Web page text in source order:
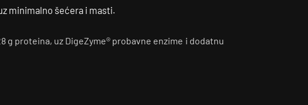
minimalno šećera i masti.
g proteina, uz DigeZyme® probavne enzime i dodatnu